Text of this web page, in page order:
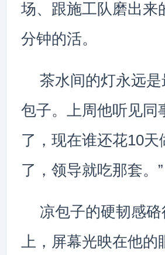
场、跟施工队磨出来
分钟的活。
茶水间的灯永远
包子。上周他听见同
了，现在谁还花10
了，领导就吃那套。”
凉包子的硬韧感
上，屏幕光映在他